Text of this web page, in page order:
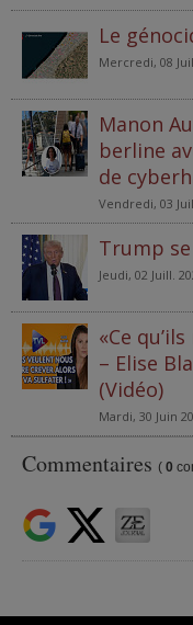
Le
Mercredi, 08
Manon
berline
de
Vendredi, 03
Trump
Jeudi, 02 Juill.
«Ce
– Elise
(Vidéo)
Mardi, 30 Juin
Commentaires ( 0